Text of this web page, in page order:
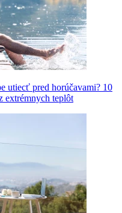
utiecť pred horúčavami? 10
extrémnych teplôt